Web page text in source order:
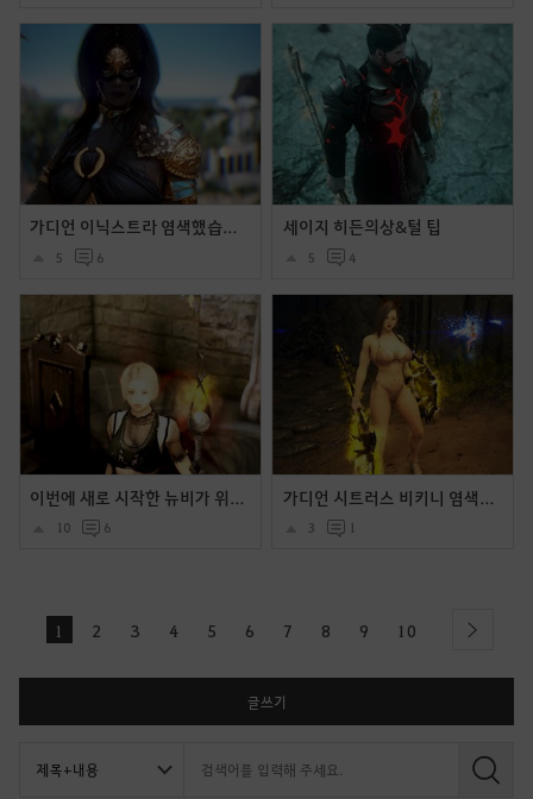
가디언 이닉스트라 염색했습니다.
5 6
세이지 히든의상&털 팁
5 4
이번에 새로 시작한 뉴비가 위치 꾸며봤어요 ~ (워커홀릭+코코의상)
10 6
가디언 시트러스 비키니 염색후 몇장입니다.
3 1
1 2 3 4 5 6 7 8 9 10 next
글쓰기
검